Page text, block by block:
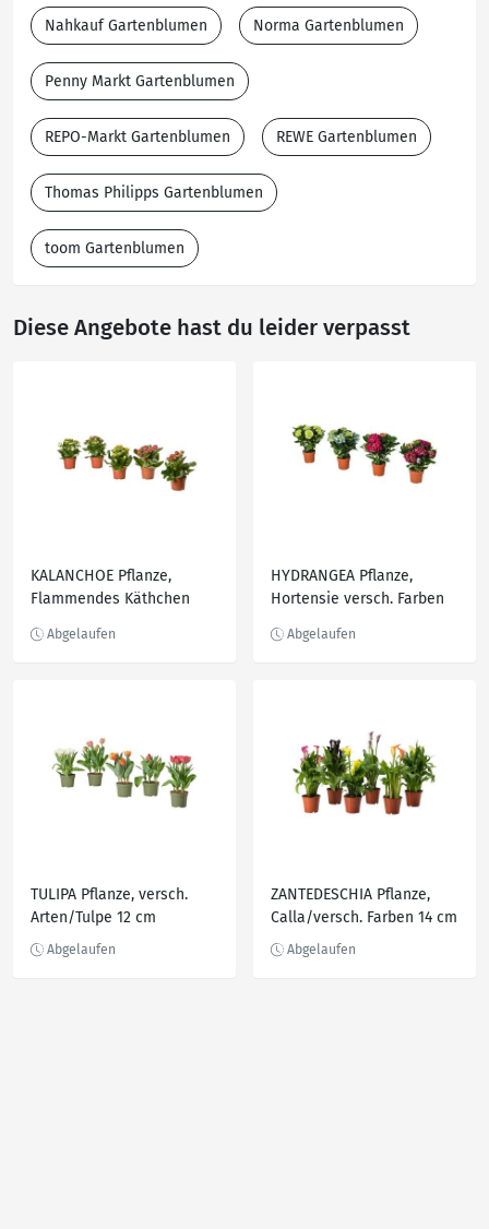
Nahkauf Gartenblumen Norma Gartenblumen
Penny Markt Gartenblumen
REPO-Markt Gartenblumen REWE Gartenblumen
Thomas Philipps Gartenblumen
toom Gartenblumen
Diese Angebote hast du leider verpasst
KALANCHOE Pflanze,
Flammendes Käthchen
HYDRANGEA Pflanze,
Hortensie versch. Farben
TULIPA Pflanze, versch.
Arten/Tulpe 12 cm
ZANTEDESCHIA Pflanze,
Calla/versch. Farben 14 cm